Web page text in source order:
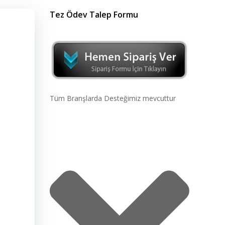
Tez Ödev Talep Formu
Tüm Branşlarda Desteğimiz mevcuttur